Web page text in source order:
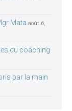
Mata août 6,
du coaching
par la main